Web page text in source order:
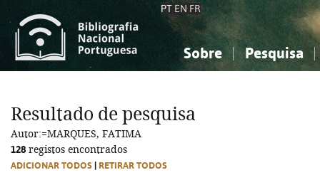
PT EN FR
Sobre Pesquisa
Ciências sociais...
Ciências sociais...
Resultado de pesquisa
Autor:=MARQUES, FATIMA
128 registos encontrados
ADICIONAR TODOS RETIRAR TODOS